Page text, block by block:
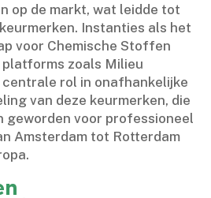
op de markt, wat leidde tot
Instanties als het
voor Chemische Stoffen
platforms zoals Milieu
rol in onafhankelijke
van deze keurmerken, die
geworden voor professioneel
Amsterdam tot Rotterdam